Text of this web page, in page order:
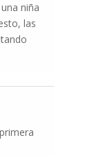
niña
las